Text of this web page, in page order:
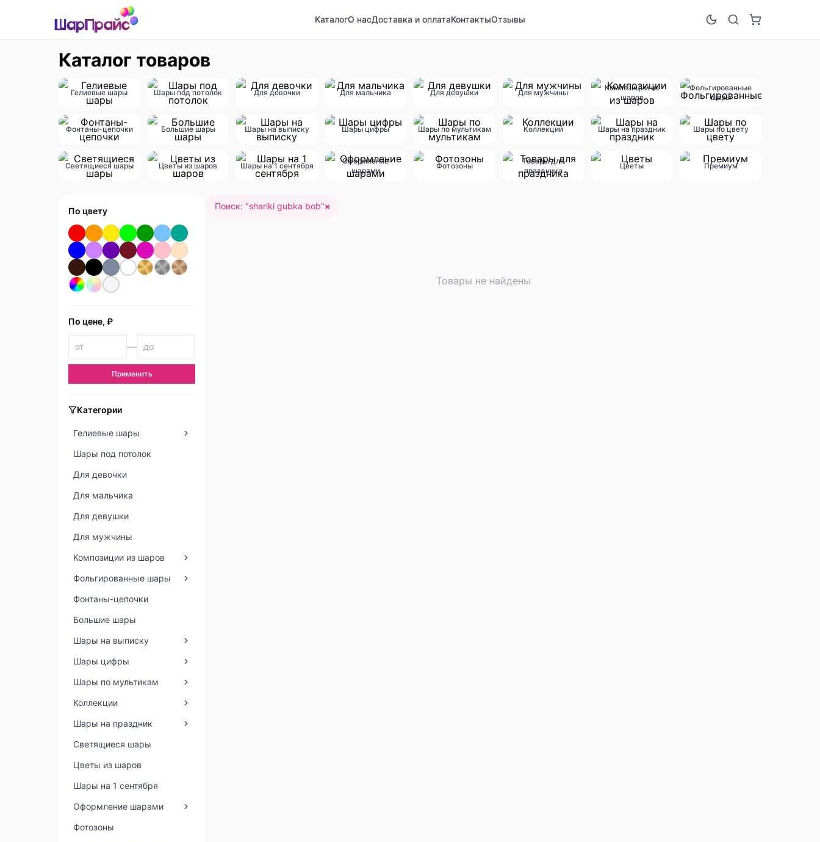
КаталогО насДоставка и оплатаКонтактыОтзывы
Каталог товаров
Гелиевые шары Шары под потолок Для девочки Для мальчика Для девушки Для мужчины
Композиции из
шаров
Фольгированные
шары
Фонтаны-цепочки Большие шары Шары на выписку Шары цифры Шары по мультикам Коллекции Шары на праздник Шары по цвету
Светящиеся шары Цветы из шаров Шары на 1 сентября
Оформление
шарами
Фотозоны
Товары для
праздника
Цветы Премиум
По цвету
По цене, ₽
—
Применить
Категории
Гелиевые шары
Шары под потолок
Для девочки
Для мальчика
Для девушки
Для мужчины
Композиции из шаров
Фольгированные шары
Фонтаны-цепочки
Большие шары
Шары на выписку
Шары цифры
Шары по мультикам
Коллекции
Шары на праздник
Светящиеся шары
Цветы из шаров
Шары на 1 сентября
Оформление шарами
Фотозоны
Поиск: "shariki gubka bob"×
Товары не найдены